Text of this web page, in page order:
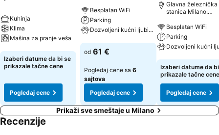
Kuhinja
Klima
Mašina za pranje veša
Pogledaj cene
Izaberi datume da bi se
prikazale tačne cene
Pogledaj cene
Besplatan WiFi
Parking
Dozvoljeni kućni ljubimci
Pogledaj cene
od 61 €
Pogledaj cene sa 6
sajtova
Pogledaj cene
Glavna železnička
stanica Milano:
Besplatan WiFi
Parking
Pogledaj cene
Izaberi datume da
prikazale tačne cene
Pogledaj cene
Prikaži sve smeštaje u Milano
Recenzije